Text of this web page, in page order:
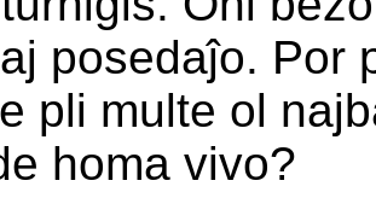
posedaĵo. Por
pli multe ol
homa vivo?